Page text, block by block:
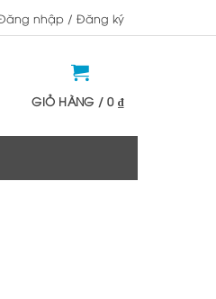
nhập / Đăng ký
GIỎ HÀNG /0 ₫